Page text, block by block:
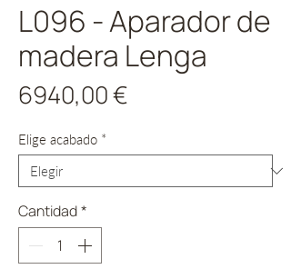
L096 - Aparador de
madera Lenga
6940,00 €
Elige acabado *
Cantidad*